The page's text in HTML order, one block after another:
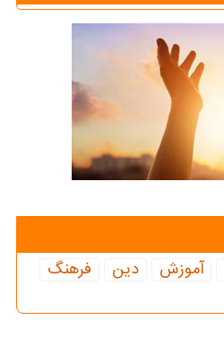
آموزش دین
فرهنگ